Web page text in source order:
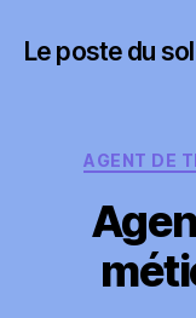
Le poste du sol
AGENT DE